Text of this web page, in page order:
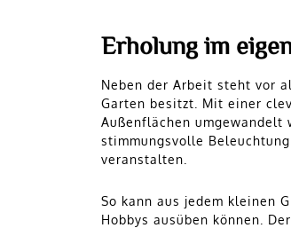
Erholung im
Neben der Arbeit steht vor
Garten besitzt. Mit einer
Außenflächen
stimmungsvolle
veranstalten.
So kann aus jedem kleinen
Hobbys ausüben können.